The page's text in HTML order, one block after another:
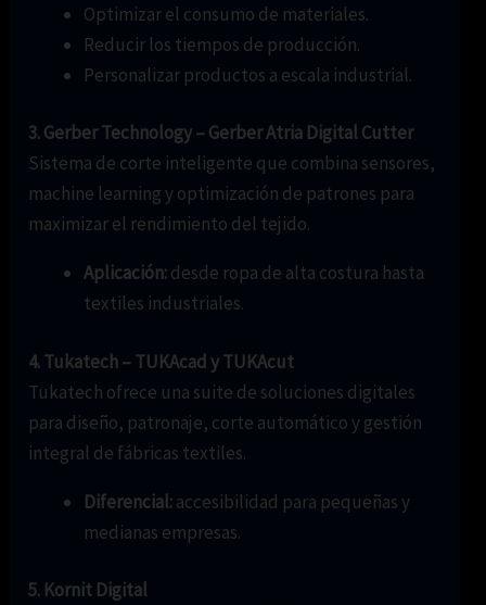
Optimizar el consumo de materiales.
Reducir los tiempos de producción.
Personalizar productos a escala industrial.
3. Gerber Technology – Gerber Atria Digital Cutter
Sistema de corte inteligente que combina sensores,
machine learning y optimización de patrones para
maximizar el rendimiento del tejido.
Aplicación:desde ropa de alta costura hasta
textiles industriales.
4. Tukatech – TUKAcad y TUKAcut
Tukatech ofrece una suite de soluciones digitales
para diseño, patronaje, corte automático y gestión
integral de fábricas textiles.
Diferencial:accesibilidad para pequeñas y
medianas empresas.
5. Kornit Digital